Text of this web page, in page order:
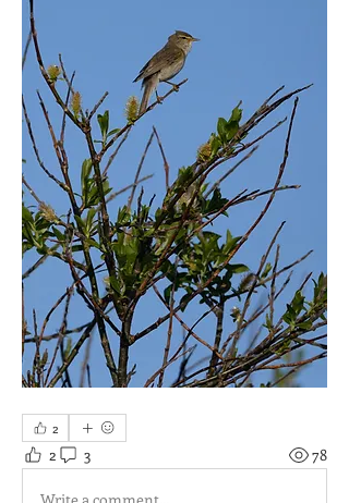
2
2 3 78